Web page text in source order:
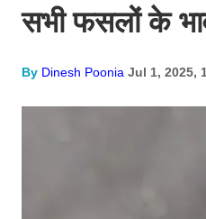
सभी फसलों के
By Dinesh Poonia Jul 1, 2025,